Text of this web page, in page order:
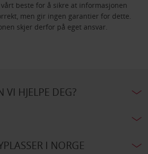
beste for å sikre at informasjonen
men gir ingen garantier for dette.
skjer derfor på eget ansvar.
VI HJELPE DEG?
I NORGE